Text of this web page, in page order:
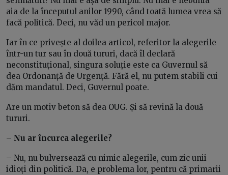
aia de la începutul anilor 1990, când toată lumea vrea să
facă politică. Deci, nu văd un pericol major.
Iar în ce privește al doilea articol, referitor la alegerile
într-un tur sau în două tururi, dacă îl declară
neconstituțional, singura soluție este ca Guvernul să
dea Ordonanță de Urgență. Fără el, nu putem stabili cui
dăm mandatul. Deci, Guvernul poate.
Are un motiv beton să dea OUG. Și să revină la două
tururi.
– Nu ar încurca alegerile?
– Nu, nu bulversează cu nimic alegerile, cum zic unii
idioți din politică. Da, e problema lor, pentru că primarii